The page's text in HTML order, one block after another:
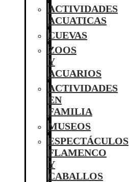
ACTIVIDADES
ACUATICAS
CUEVAS
ZOOS
Y
ACUARIOS
ACTIVIDADES
EN
FAMILIA
MUSEOS
ESPECTÁCULOS
FLAMENCO
Y
CABALLOS